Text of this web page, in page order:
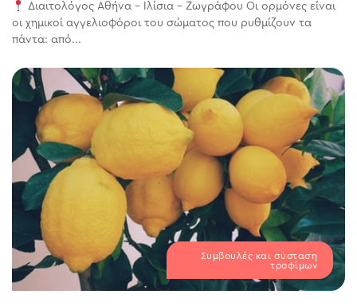
Διαιτολόγος Αθήνα – Ιλίσια – Ζωγράφου Οι ορμόνες είναι
οι χημικοί αγγελιοφόροι του σώματος που ρυθμίζουν τα
πάντα: από...
Συμβουλές και σύσταση
τροφίμων